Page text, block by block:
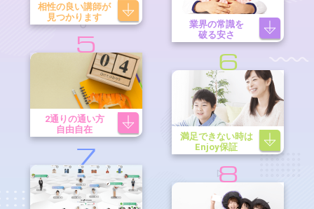
相性の良い講師が
見つかります
業界の常識を
破る安さ
5
2通りの通い方
自由自在
6
満足できない時は
Enjoy保証
7
8